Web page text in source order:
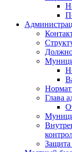
Глава
Защита